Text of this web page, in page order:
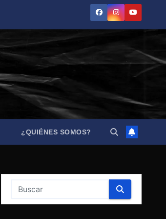
¿QUIÉNES SOMOS?